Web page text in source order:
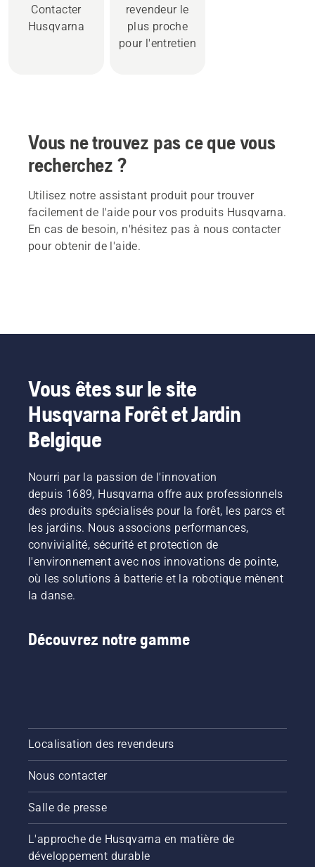
Contacter
Husqvarna
revendeur le
plus proche
pour l'entretien
Vous ne trouvez pas ce que vous
recherchez ?
Utilisez notre assistant produit pour trouver
facilement de l'aide pour vos produits Husqvarna.
En cas de besoin, n'hésitez pas à nous contacter
pour obtenir de l'aide.
Vous êtes sur le site
Husqvarna Forêt et Jardin
Belgique
Nourri par la passion de l'innovation
depuis 1689, Husqvarna offre aux professionnels
des produits spécialisés pour la forêt, les parcs et
les jardins. Nous associons performances,
convivialité, sécurité et protection de
l'environnement avec nos innovations de pointe,
où les solutions à batterie et la robotique mènent
la danse.
Découvrez notre gamme
Localisation des revendeurs
Nous contacter
Salle de presse
L'approche de Husqvarna en matière de
développement durable